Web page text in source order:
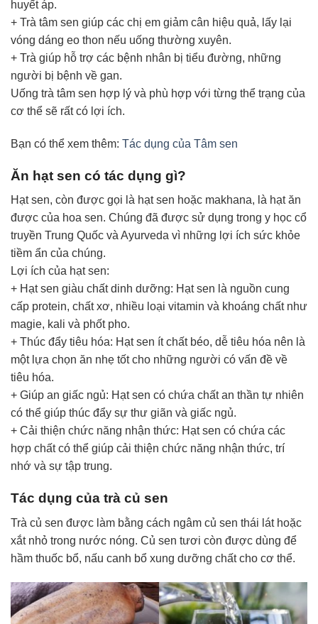
huyết áp.
+ Trà tâm sen giúp các chị em giảm cân hiệu quả, lấy lại
vóng dáng eo thon nếu uống thường xuyên.
+ Trà giúp hỗ trợ các bệnh nhân bị tiểu đường, những
người bị bệnh về gan.
Uống trà tâm sen hợp lý và phù hợp với từng thể trạng của
cơ thể sẽ rất có lợi ích.
Bạn có thể xem thêm: Tác dụng của Tâm sen
Ăn hạt sen có tác dụng gì?
Hạt sen, còn được gọi là hạt sen hoặc makhana, là hạt ăn
được của hoa sen. Chúng đã được sử dụng trong y học cổ
truyền Trung Quốc và Ayurveda vì những lợi ích sức khỏe
tiềm ẩn của chúng.
Lợi ích của hạt sen:
+ Hạt sen giàu chất dinh dưỡng: Hạt sen là nguồn cung
cấp protein, chất xơ, nhiều loại vitamin và khoáng chất như
magie, kali và phốt pho.
+ Thúc đẩy tiêu hóa: Hạt sen ít chất béo, dễ tiêu hóa nên là
một lựa chọn ăn nhẹ tốt cho những người có vấn đề về
tiêu hóa.
+ Giúp an giấc ngủ: Hạt sen có chứa chất an thần tự nhiên
có thể giúp thúc đẩy sự thư giãn và giấc ngủ.
+ Cải thiện chức năng nhận thức: Hạt sen có chứa các
hợp chất có thể giúp cải thiện chức năng nhận thức, trí
nhớ và sự tập trung.
Tác dụng của trà củ sen
Trà củ sen được làm bằng cách ngâm củ sen thái lát hoặc
xắt nhỏ trong nước nóng. Củ sen tươi còn được dùng để
hầm thuốc bổ, nấu canh bổ xung dưỡng chất cho cơ thể.